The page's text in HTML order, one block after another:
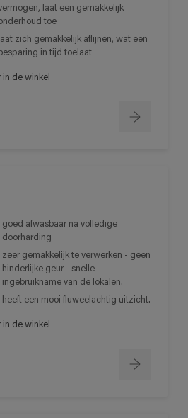
laat een gemakkelijk
toe
laat zich gemakkelijk aflijnen, wat een
besparing in tijd toelaat
de winkel
goed afwasbaar na volledige
doorharding
zeer gemakkelijk te verwerken - geen
hinderlijke geur - snelle
ingebruikname van de lokalen.
heeft een mooi fluweelachtig uitzicht.
de winkel